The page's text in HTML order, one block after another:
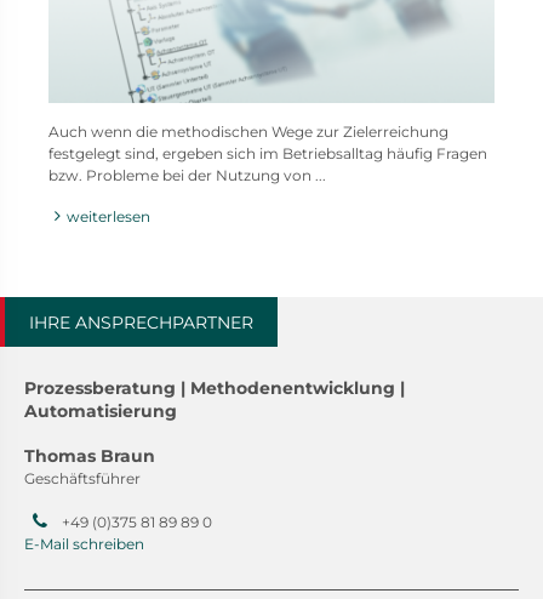
Auch wenn die methodischen Wege zur Zielerreichung
festgelegt sind, ergeben sich im Betriebsalltag häufig Fragen
bzw. Probleme bei der Nutzung von ...
weiterlesen
IHRE ANSPRECHPARTNER
Prozessberatung | Methodenentwicklung |
Automatisierung
Thomas Braun
Geschäftsführer
+49 (0)375 81 89 89 0
E-Mail schreiben